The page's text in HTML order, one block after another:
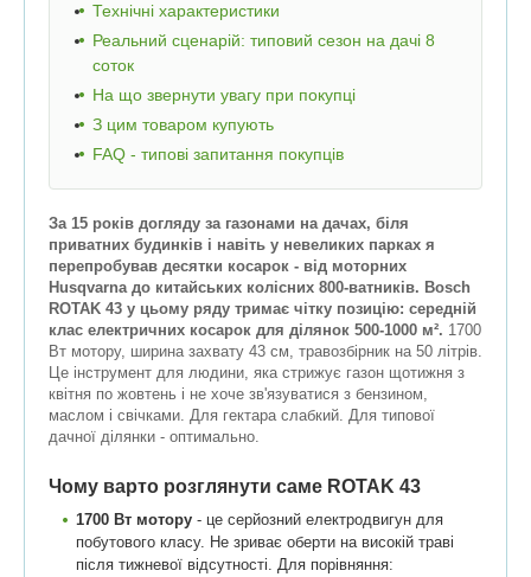
Технічні характеристики
Реальний сценарій: типовий сезон на дачі 8
соток
На що звернути увагу при покупці
З цим товаром купують
FAQ - типові запитання покупців
За 15 років догляду за газонами на дачах, біля
приватних будинків і навіть у невеликих парках я
перепробував десятки косарок - від моторних
Husqvarna до китайських колісних 800-ватників. Bosch
ROTAK 43 у цьому ряду тримає чітку позицію: середній
клас електричних косарок для ділянок 500-1000 м². 1700
Вт мотору, ширина захвату 43 см, травозбірник на 50 літрів.
Це інструмент для людини, яка стрижує газон щотижня з
квітня по жовтень і не хоче зв'язуватися з бензином,
маслом і свічками. Для гектара слабкий. Для типової
дачної ділянки - оптимально.
Чому варто розглянути саме ROTAK 43
1700 Вт мотору - це серйозний електродвигун для
побутового класу. Не зриває оберти на високій траві
після тижневої відсутності. Для порівняння: